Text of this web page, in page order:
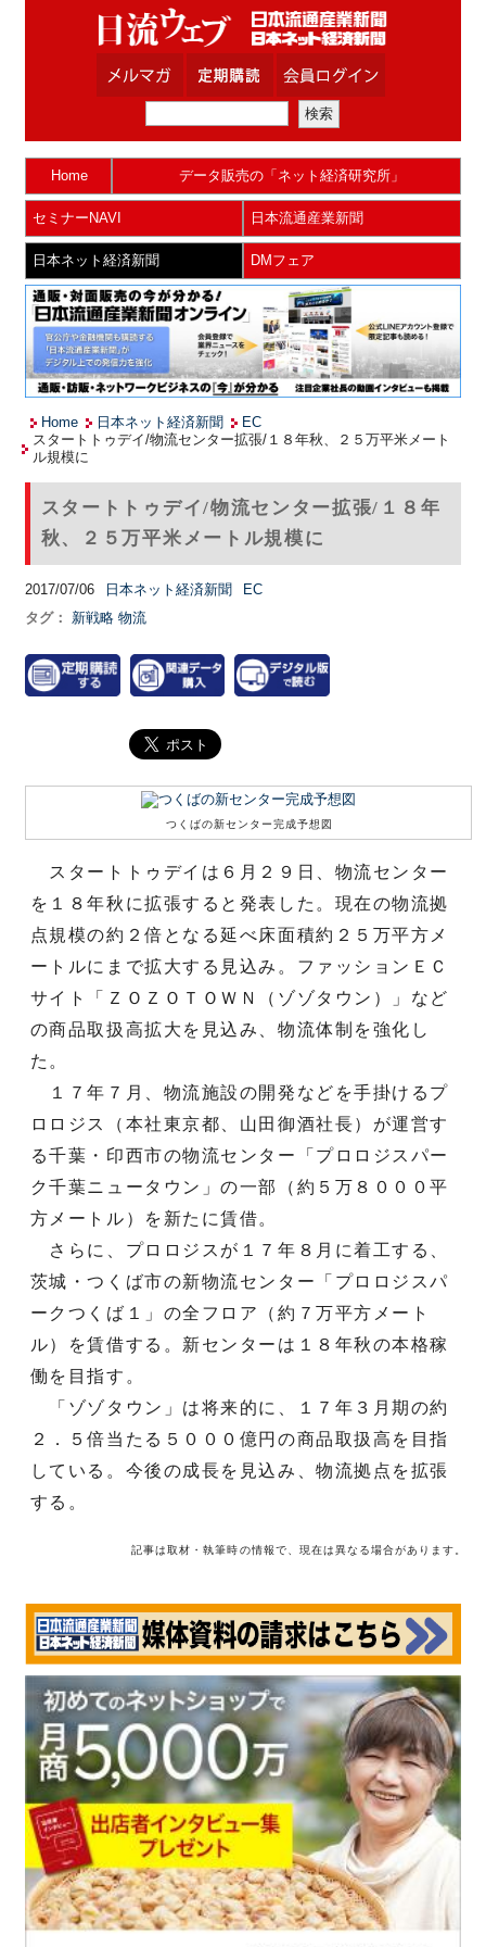
Home データ販売の「ネット経済研究所」
セミナーNAVI 日本流通産業新聞
日本ネット経済新聞 DMフェア
Home 日本ネット経済新聞
EC
スタートトゥデイ/物流センター拡張/１８年秋、２５万平米メート
ル規模に
スタートトゥデイ/物流センター拡張/１８年
秋、２５万平米メートル規模に
2017/07/06 日本ネット経済新聞
EC
タグ：
新戦略 物流
つくばの新センター完成予想図
スタートトゥデイは６月２９日、物流センター
を１８年秋に拡張すると発表した。現在の物流拠
点規模の約２倍となる延べ床面積約２５万平方メ
ートルにまで拡大する見込み。ファッションＥＣ
サイト「ＺＯＺＯＴＯＷＮ（ゾゾタウン）」など
の商品取扱高拡大を見込み、物流体制を強化し
た。
１７年７月、物流施設の開発などを手掛けるプ
ロロジス（本社東京都、山田御酒社長）が運営す
る千葉・印西市の物流センター「プロロジスパー
ク千葉ニュータウン」の一部（約５万８０００平
方メートル）を新たに賃借。
さらに、プロロジスが１７年８月に着工する、
茨城・つくば市の新物流センター「プロロジスパ
ークつくば１」の全フロア（約７万平方メート
ル）を賃借する。新センターは１８年秋の本格稼
働を目指す。
「ゾゾタウン」は将来的に、１７年３月期の約
２．５倍当たる５０００億円の商品取扱高を目指
している。今後の成長を見込み、物流拠点を拡張
する。
記事は取材・執筆時の情報で、現在は異なる場合があります。